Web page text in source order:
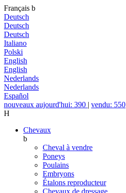
Français b
Deutsch
Deutsch
Deutsch
Italiano
Polski
English
English
Nederlands
Nederlands
Español
nouveaux aujourd'hui: 390 | vendu: 550
H
Chevaux
b
Cheval à vendre
Poneys
Poulains
Embryons
Étalons reproducteur
Chevaux de dressage